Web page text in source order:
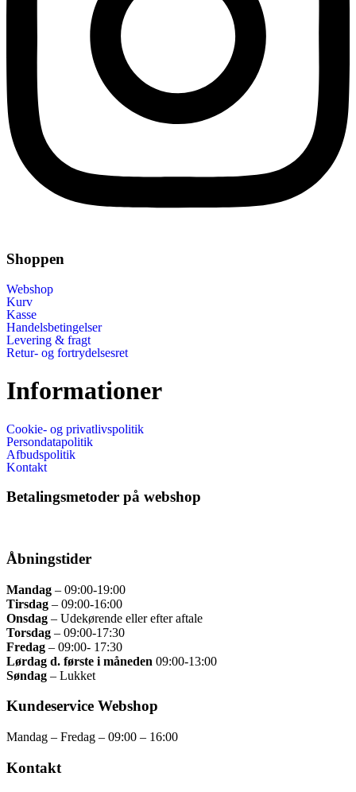
Shoppen
Webshop
Kurv
Kasse
Handelsbetingelser
Levering & fragt
Retur- og fortrydelsesret
Informationer
Cookie- og privatlivspolitik
Persondatapolitik
Afbudspolitik
Kontakt
Betalingsmetoder på webshop
Åbningstider
Mandag – 09:00-19:00
Tirsdag – 09:00-16:00
Onsdag – Udekørende eller efter aftale
Torsdag – 09:00-17:30
Fredag – 09:00- 17:30
Lørdag d. første i måneden 09:00-13:00
Søndag – Lukket
Kundeservice Webshop
Mandag – Fredag – 09:00 – 16:00
Kontakt